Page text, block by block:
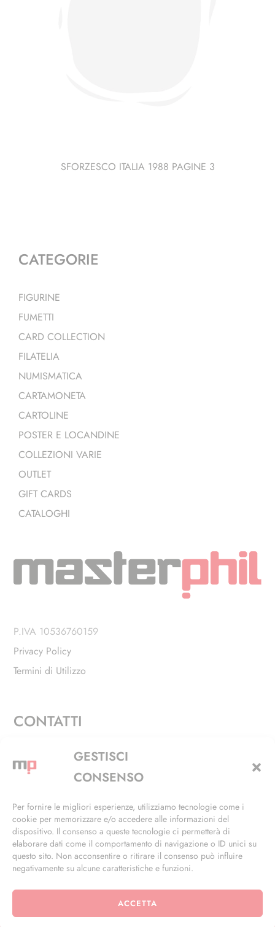
GESTISCI
CONSENSO
Per fornire le migliori esperienze, utilizziamo tecnologie come i
cookie per memorizzare e/o accedere alle informazioni del
dispositivo. Il consenso a queste tecnologie ci permetterà di
elaborare dati come il comportamento di navigazione o ID unici su
questo sito. Non acconsentire o ritirare il consenso può influire
negativamente su alcune caratteristiche e funzioni.
ACCETTA
SFORZESCO ITALIA 1988 PAGINE 3
CATEGORIE
FIGURINE
FUMETTI
CARD COLLECTION
FILATELIA
NUMISMATICA
CARTAMONETA
CARTOLINE
POSTER E LOCANDINE
COLLEZIONI VARIE
OUTLET
GIFT CARDS
CATALOGHI
P.IVA 10536760159
Privacy Policy
Termini di Utilizzo
CONTATTI
Via Alfieri, 27 - Trezzano Sul Naviglio (MI)
+39 02 4846 3155
info@masterphil.it